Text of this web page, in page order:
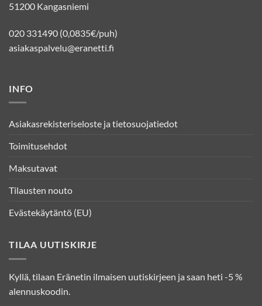
51200 Kangasniemi
020 331490 (0,0835€/puh)
asiakaspalvelu@eranetti.fi
INFO
Asiakasrekisteriseloste ja tietosuojatiedot
Toimitusehdot
Maksutavat
Tilausten nouto
Evästekäytäntö (EU)
TILAA UUTISKIRJE
Kyllä, tilaan Eränetin ilmaisen uutiskirjeen ja saan heti -5 %
alennuskoodin.